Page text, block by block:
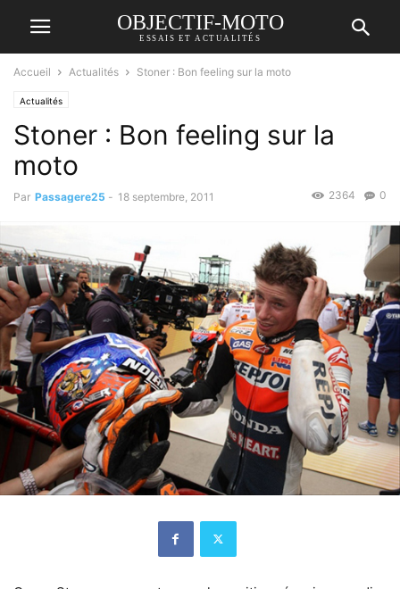
OBJECTIF-MOTO
ESSAIS ET ACTUALITÉS
Accueil Actualités Stoner : Bon feeling sur la moto
Actualités
Stoner : Bon feeling sur la
moto
Par Passagere25 - 18 septembre, 2011 0
2364